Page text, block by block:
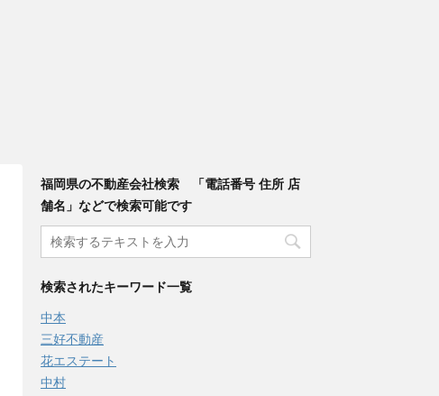
福岡県の不動産会社検索 「電話番号 住所 店
舗名」などで検索可能です
検索されたキーワード一覧
中本
三好不動産
花エステート
中村